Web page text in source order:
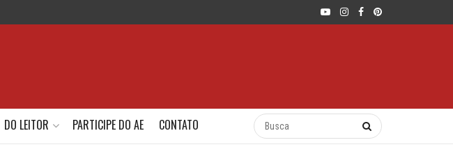
DO LEITOR PARTICIPE DO AE CONTATO